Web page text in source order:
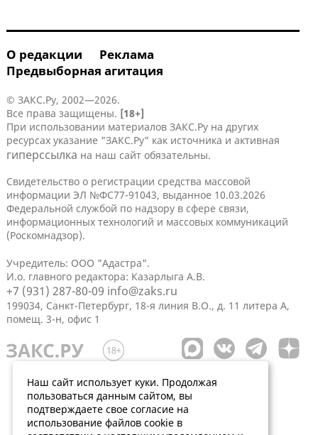
О редакции
Реклама
Предвыборная агитация
© ЗАКС.Ру, 2002—2026.
Все права защищены. [18+]
При использовании материалов ЗАКС.Ру на других
ресурсах указание "ЗАКС.Ру" как источника и активная
гиперссылка на наш сайт обязательны.
Свидетельство о регистрации средства массовой
информации ЭЛ №ФС77-91043, выданное 10.03.2026
Федеральной службой по надзору в сфере связи,
информационных технологий и массовых коммуникаций
(Роскомнадзор).
Учредитель: ООО "Адастра".
И.о. главного редактора: Казарлыга А.В.
+7 (931) 287-80-09 info@zaks.ru
199034, Санкт-Петербург, 18-я линия В.О., д. 11 литера А,
помещ. 3-н, офис 1
Наш сайт использует куки. Продолжая
пользоваться данным сайтом, вы
подтверждаете свое согласие на
использование файлов cookie в